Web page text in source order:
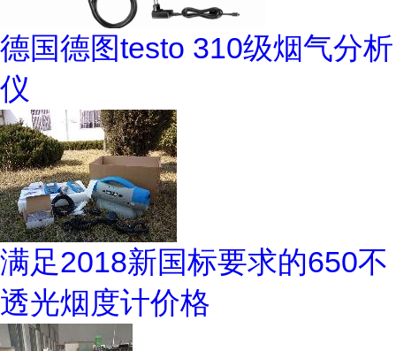
德国德图testo 310级烟气分析
仪
满足2018新国标要求的650不
透光烟度计价格